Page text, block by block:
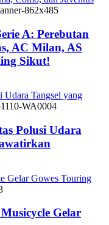
A: Perebutan
AC Milan, AS
Sikut!
Udara Tangsel yang
Polusi Udara
Gelar Gowes Touring
Gelar